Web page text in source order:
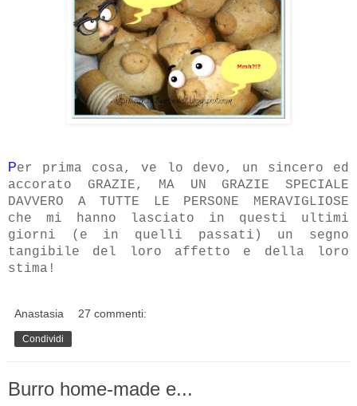
Per prima cosa, ve lo devo, un sincero ed
accorato GRAZIE, MA UN GRAZIE SPECIALE
DAVVERO A TUTTE LE PERSONE MERAVIGLIOSE
che mi hanno lasciato in questi ultimi
giorni (e in quelli passati) un segno
tangibile del loro affetto e della loro
stima!
Anastasia 27 commenti:
Condividi
Burro home-made e...